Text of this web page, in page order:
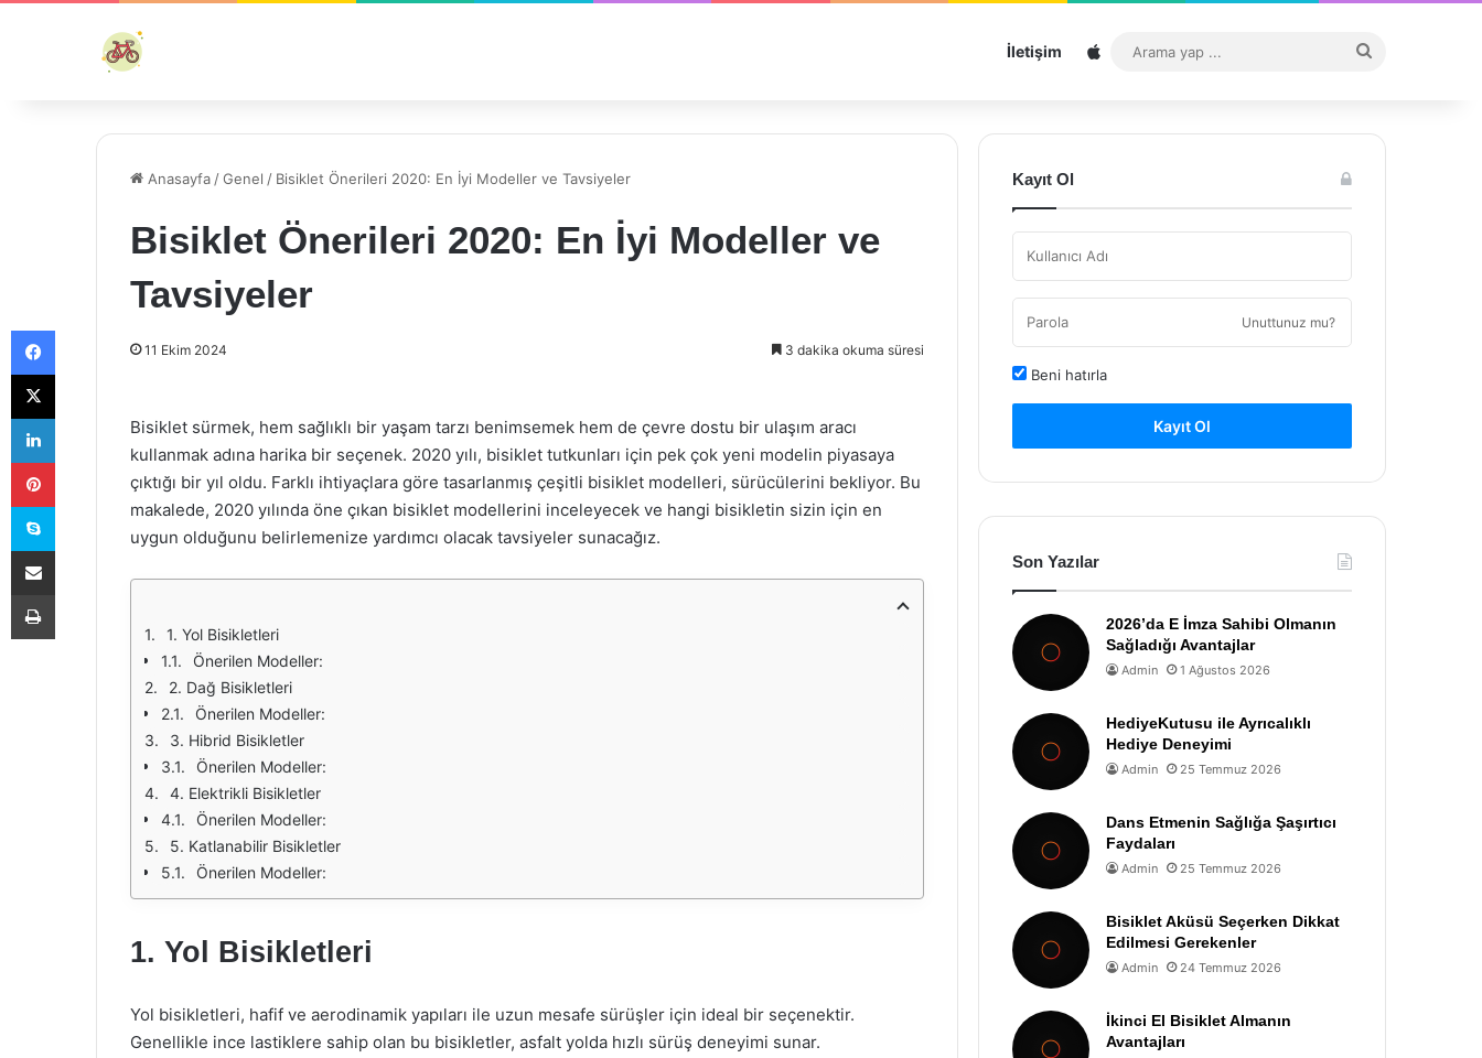
İletişim Sitemap
...
Anasayfa /Genel / Bisiklet Önerileri 2020: En İyi Modeller ve Tavsiyeler
Bisiklet Önerileri 2020: En İyi Modeller ve
Tavsiyeler
11 Ekim 2024 3 dakika okuma süresi
Bisiklet sürmek, hem sağlıklı bir yaşam tarzı benimsemek hem de çevre dostu bir ulaşım aracı
kullanmak adına harika bir seçenek. 2020 yılı, bisiklet tutkunları için pek çok yeni modelin piyasaya
çıktığı bir yıl oldu. Farklı ihtiyaçlara göre tasarlanmış çeşitli bisiklet modelleri, sürücülerini bekliyor. Bu
makalede, 2020 yılında öne çıkan bisiklet modellerini inceleyecek ve hangi bisikletin sizin için en
uygun olduğunu belirlemenize yardımcı olacak tavsiyeler sunacağız.
1. Yol Bisikletleri
Önerilen Modeller:
2. Dağ Bisikletleri
Önerilen Modeller:
3. Hibrid Bisikletler
Önerilen Modeller:
4. Elektrikli Bisikletler
Önerilen Modeller:
5. Katlanabilir Bisikletler
Önerilen Modeller:
1. Yol Bisikletleri
Yol bisikletleri, hafif ve aerodinamik yapıları ile uzun mesafe sürüşler için ideal bir seçenektir.
Genellikle ince lastiklere sahip olan bu bisikletler, asfalt yolda hızlı sürüş deneyimi sunar.
Kayıt Ol
Unuttunuz mu?
Beni hatırla
Kayıt Ol
Son Yazılar
2026’da E İmza Sahibi Olmanın
Sağladığı Avantajlar
Admin 1 Ağustos 2026
HediyeKutusu ile Ayrıcalıklı
Hediye Deneyimi
Admin 25 Temmuz 2026
Dans Etmenin Sağlığa Şaşırtıcı
Faydaları
Admin 25 Temmuz 2026
Bisiklet Aküsü Seçerken Dikkat
Edilmesi Gerekenler
Admin 24 Temmuz 2026
İkinci El Bisiklet Almanın
Avantajları
Facebook
X
LinkedIn
Pinterest
Skype
E-Posta ile paylaş